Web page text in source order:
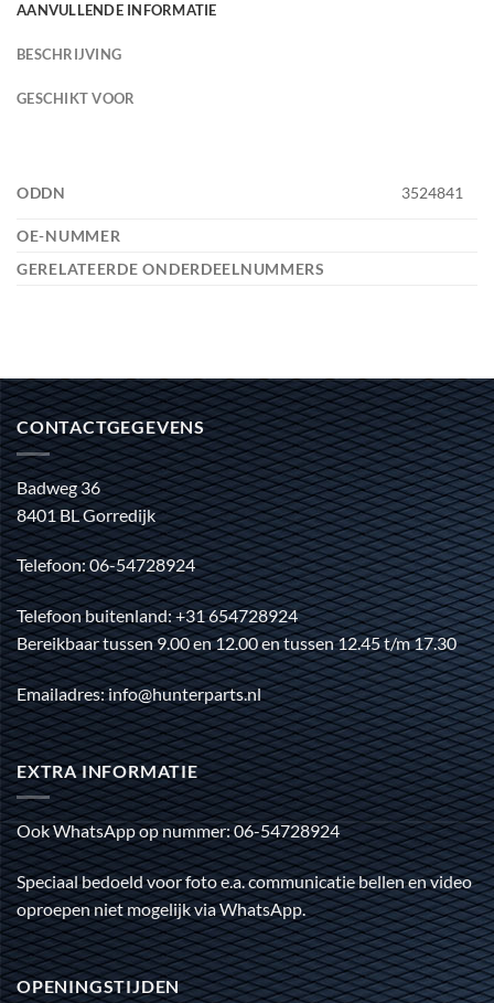
AANVULLENDE INFORMATIE
BESCHRIJVING
GESCHIKT VOOR
ODDN 3524841
OE-NUMMER
GERELATEERDE ONDERDEELNUMMERS
CONTACTGEGEVENS
Badweg 36
8401 BL Gorredijk
Telefoon: 06-54728924
Telefoon buitenland: +31 654728924
Bereikbaar tussen 9.00 en 12.00 en tussen 12.45 t/m 17.30
Emailadres: info@hunterparts.nl
EXTRA INFORMATIE
Ook WhatsApp op nummer: 06-54728924
Speciaal bedoeld voor foto e.a. communicatie bellen en video
oproepen niet mogelijk via WhatsApp.
OPENINGSTIJDEN